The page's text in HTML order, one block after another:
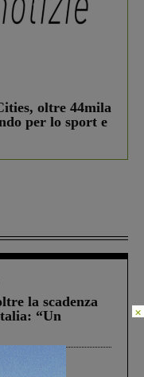
oltre 44mila
per lo sport e
la scadenza
“Un
×